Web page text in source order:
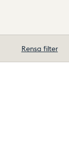
Rensa filter